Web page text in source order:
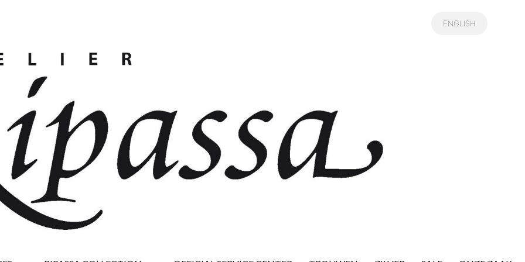
ENGLISH